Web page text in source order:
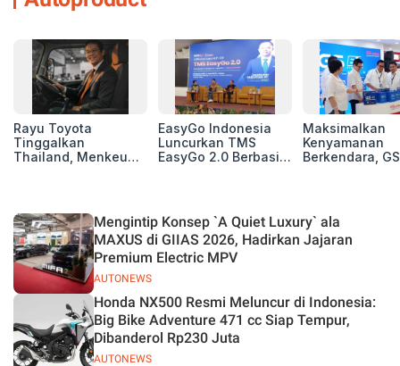
Rayu Toyota
Tinggalkan
Thailand, Menkeu
Basis Produksi
ASEAN
EasyGo Indonesia
Luncurkan TMS
EasyGo 2.0 Berbasis
Maksimalkan
Kenyamanan
Berkendara,
2026
AUTONEWS
Mengintip Konsep `A Quiet Luxury` ala
MAXUS di GIIAS 2026, Hadirkan Jajaran
Premium Electric MPV
AUTONEWS
Honda NX500 Resmi Meluncur di Indonesia:
Big Bike Adventure 471 cc Siap Tempur,
Dibanderol Rp230 Juta